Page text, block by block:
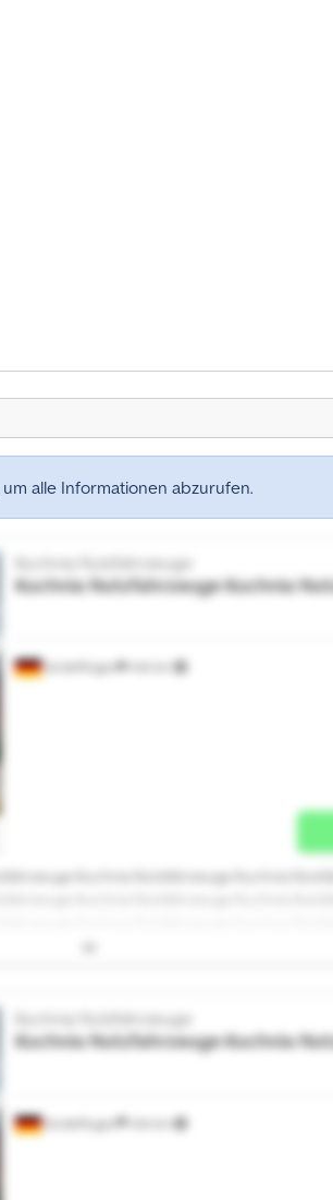
um alle Informationen abzurufen.
Sindelfingen
Kuchnia Nutzfahrzeuge
Kuchnia NutzfahrzeugeKuchnia
Sindelfingen
Kuchnia Nutzfahrzeuge
Kuchnia NutzfahrzeugeKuchnia